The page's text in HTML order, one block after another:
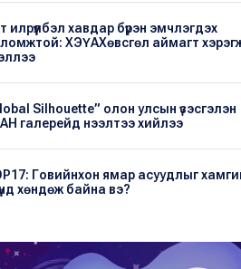
илрүүлбэл хавдар бүрэн эмчлэгдэх
ХЭҮА​Хөвсгөл аймагт
Silhouette” олон улсын үзэсгэлэн
галерейд нээлтээ хийлээ
Говийнхон ямар асуудлыг
хөндөж байна вэ?